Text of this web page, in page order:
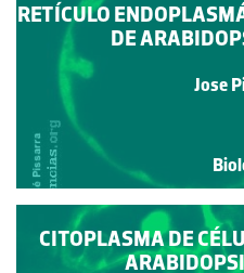
RETÍCULO
DE
Jose
CITOPLASMA DE